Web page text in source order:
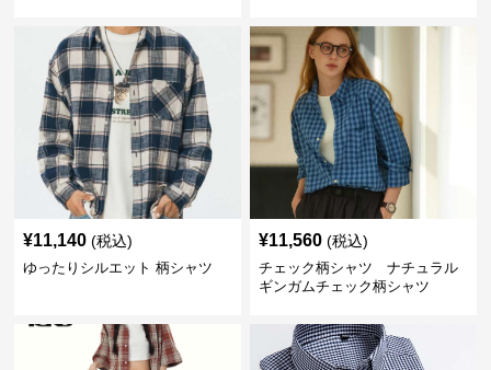
¥11,140 (税込)
ゆったりシルエット 柄シャツ
¥11,560 (税込)
チェック柄シャツ ナチュラル
ギンガムチェック柄シャツ